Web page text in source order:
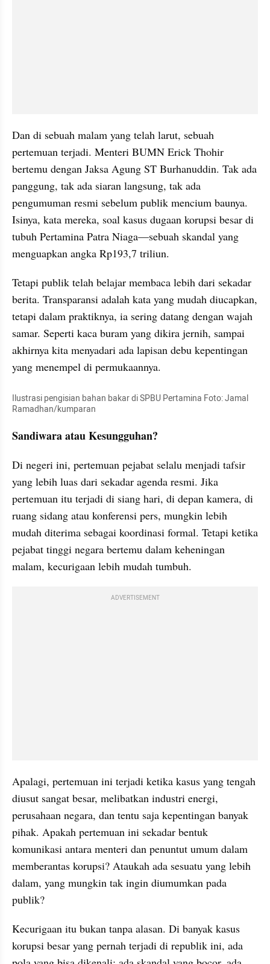
Dan di sebuah malam yang telah larut, sebuah
pertemuan terjadi. Menteri BUMN Erick Thohir
bertemu dengan Jaksa Agung ST Burhanuddin. Tak ada
panggung, tak ada siaran langsung, tak ada
pengumuman resmi sebelum publik mencium baunya.
Isinya, kata mereka, soal kasus dugaan korupsi besar di
tubuh Pertamina Patra Niaga—sebuah skandal yang
menguapkan angka Rp193,7 triliun.
Tetapi publik telah belajar membaca lebih dari sekadar
berita. Transparansi adalah kata yang mudah diucapkan,
tetapi dalam praktiknya, ia sering datang dengan wajah
samar. Seperti kaca buram yang dikira jernih, sampai
akhirnya kita menyadari ada lapisan debu kepentingan
yang menempel di permukaannya.
Ilustrasi pengisian bahan bakar di SPBU Pertamina Foto: Jamal
Ramadhan/kumparan
Sandiwara atau Kesungguhan?
Di negeri ini, pertemuan pejabat selalu menjadi tafsir
yang lebih luas dari sekadar agenda resmi. Jika
pertemuan itu terjadi di siang hari, di depan kamera, di
ruang sidang atau konferensi pers, mungkin lebih
mudah diterima sebagai koordinasi formal. Tetapi ketika
pejabat tinggi negara bertemu dalam keheningan
malam, kecurigaan lebih mudah tumbuh.
ADVERTISEMENT
Apalagi, pertemuan ini terjadi ketika kasus yang tengah
diusut sangat besar, melibatkan industri energi,
perusahaan negara, dan tentu saja kepentingan banyak
pihak. Apakah pertemuan ini sekadar bentuk
komunikasi antara menteri dan penuntut umum dalam
memberantas korupsi? Ataukah ada sesuatu yang lebih
dalam, yang mungkin tak ingin diumumkan pada
publik?
Kecurigaan itu bukan tanpa alasan. Di banyak kasus
korupsi besar yang pernah terjadi di republik ini, ada